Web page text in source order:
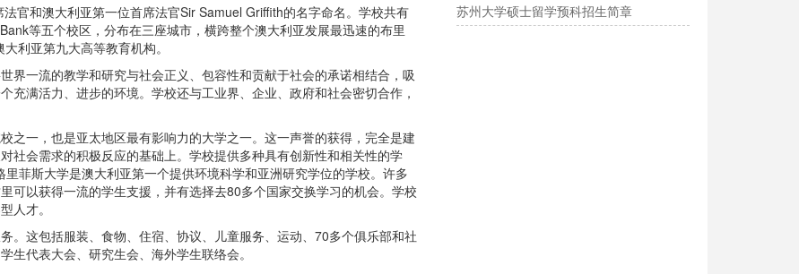
苏州大学硕士留学预科招生简章
官和澳大利亚第一位首席法官Sir Samuel Griffith的名字命名。学校共有
等五个校区，分布在三座城市，横跨整个澳大利亚发展最迅速的布里
利亚第九大高等教育机构。
界一流的教学和研究与社会正义、包容性和贡献于社会的承诺相结合，吸
充满活力、进步的环境。学校还与工业界、企业、政府和社会密切合作，
之一，也是亚太地区最有影响力的大学之一。这一声誉的获得，完全是建
社会需求的积极反应的基础上。学校提供多种具有创新性和相关性的学
菲斯大学是澳大利亚第一个提供环境科学和亚洲研究学位的学校。许多
可以获得一流的学生支援，并有选择去80多个国家交换学习的机会。学校
人才。
。这包括服装、食物、住宿、协议、儿童服务、运动、70多个俱乐部和社
生代表大会、研究生会、海外学生联络会。